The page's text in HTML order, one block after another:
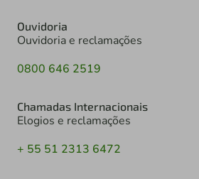
Ouvidoria
Ouvidoria e reclamações
0800 646 2519
Chamadas Internacionais
Elogios e reclamações
+ 55 51 2313 6472